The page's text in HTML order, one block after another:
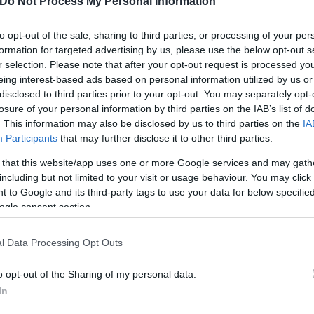
opt-out of the sale, sharing to third parties, or processing of your
for targeted advertising by us, please use the below opt-out
selection. Please note that after your opt-out request is processed
interest-based ads based on personal information utilized by us
to third parties prior to your opt-out. You may separately
of your personal information by third parties on the IAB’s list of
This information may also be disclosed by us to third parties on the
Participants that may further disclose it to other third parties.
that this website/app uses one or more Google services and may
but not limited to your visit or usage behaviour. You may
to Google and its third-party tags to use your data for below
consent section.
Data Processing Opt Outs
opt-out of the Sharing of my personal data.
Υπολογίζεται πως θα επιστρέψει στη δράση στα
της υγείας του να επανεκτιμάται